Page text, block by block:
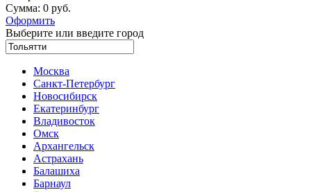
Сумма: 0 руб.
Оформить
Выберите или введите город
Москва
Санкт-Петербург
Новосибирск
Екатеринбург
Владивосток
Омск
Архангельск
Астрахань
Балашиха
Барнаул